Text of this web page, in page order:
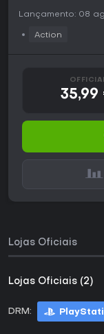
Lançamento: 08
Action
35,99
Lojas Oficiais
Lojas Oficiais (2)
DRM: